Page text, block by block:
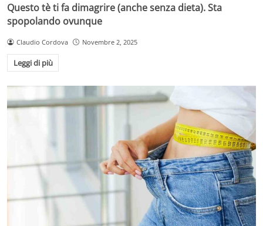
Questo tè ti fa dimagrire (anche senza dieta). Sta
spopolando ovunque
Claudio Cordova Novembre 2, 2025
Leggi di più